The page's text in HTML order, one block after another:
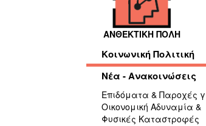
ΑΝΘΕΚΤΙΚΗ ΠΟΛΗ
Κοινωνική Πολιτική
Νέα - Ανακοινώσεις
Επιδόματα & Παροχές
Οικονομική Αδυναμία &
Φυσικές Καταστροφές